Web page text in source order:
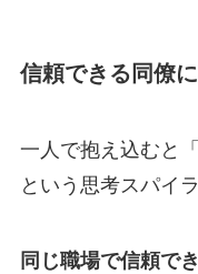
信頼できる同僚
一人で抱え込むと
という思考スパイ
同じ職場で信頼で